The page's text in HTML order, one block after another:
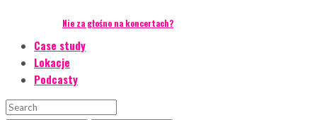
Nie za głośno na koncertach?
Case study
Lokacje
Podcasty